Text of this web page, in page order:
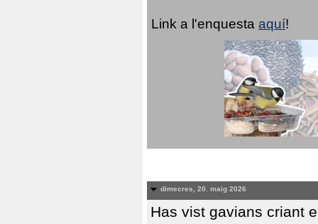
Link a l'enquesta aquí!
dimecres, 20. maig 2026
Has vist gavians criant